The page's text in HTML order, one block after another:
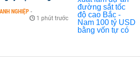
NGHIỆP -
1 phút trước